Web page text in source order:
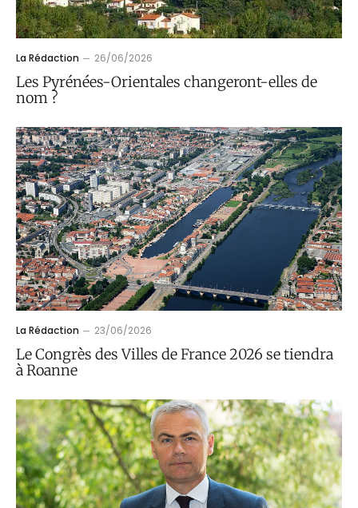
La Rédaction 26/06/2026
Les Pyrénées-Orientales changeront-elles de
nom ?
La Rédaction 23/06/2026
Le Congrès des Villes de France 2026 se tiendra
à Roanne